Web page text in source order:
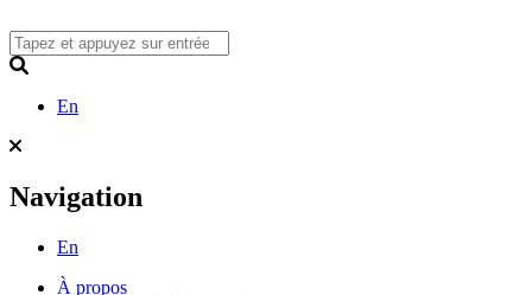
to
content
En
Navigation
En
À propos